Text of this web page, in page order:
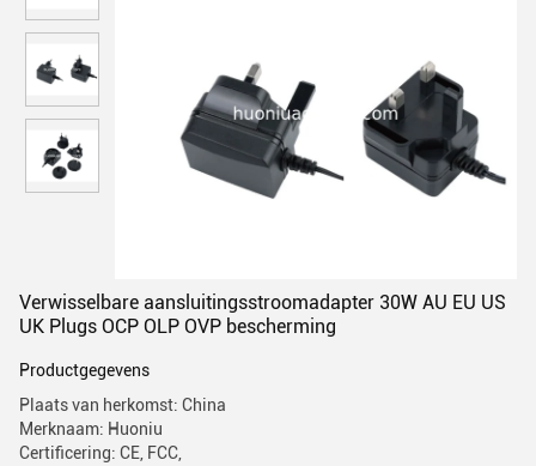
Verwisselbare aansluitingsstroomadapter 30W AU EU US
UK Plugs OCP OLP OVP bescherming
Productgegevens
Plaats van herkomst: China
Merknaam: Huoniu
Certificering: CE, FCC,